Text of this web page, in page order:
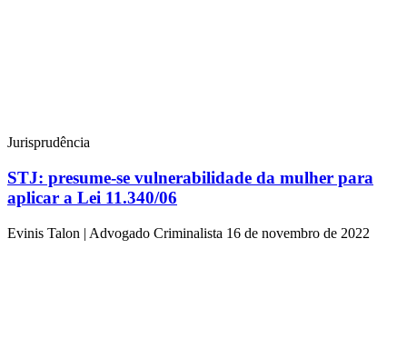
Jurisprudência
STJ: presume-se vulnerabilidade da mulher para
aplicar a Lei 11.340/06
Evinis Talon | Advogado Criminalista 16 de novembro de 2022